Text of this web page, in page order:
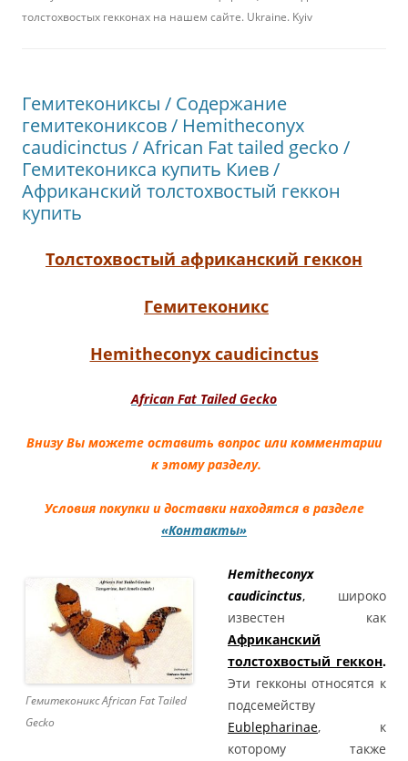
толстохвостых гекконах на нашем сайте. Ukraine. Kyiv
Гемитекониксы / Содержание
гемитекониксов / Hemitheconyx
caudicinctus / African Fat tailed gecko /
Гемитеконикса купить Киев /
Африканский толстохвостый геккон
купить
Толстохвостый африканский геккон
Гемитеконикс
Hemitheconyx caudicinctus
African Fat Tailed Gecko
Внизу Вы можете оставить вопрос или комментарии
к этому разделу.
Условия покупки и доставки находятся в разделе
«Контакты»
Гемитеконикс African Fat Tailed
Gecko
Hemitheconyx
caudicinctus, широко
известен как
Африканский
толстохвостый геккон.
Эти гекконы относятся к
подсемейству
Eublepharinae, к
которому также